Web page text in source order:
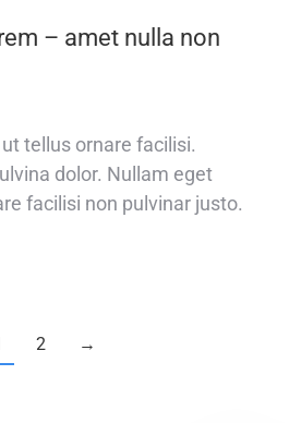
– amet nulla non
tellus ornare facilisi.
dolor. Nullam eget
facilisi non pulvinar justo.
2 →